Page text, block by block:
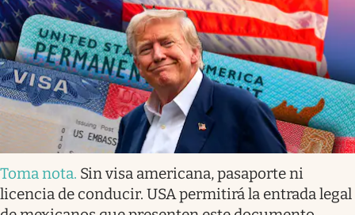
Toma nota. Sin visa americana, pasaporte ni
licencia de conducir. USA permitirá la entrada legal